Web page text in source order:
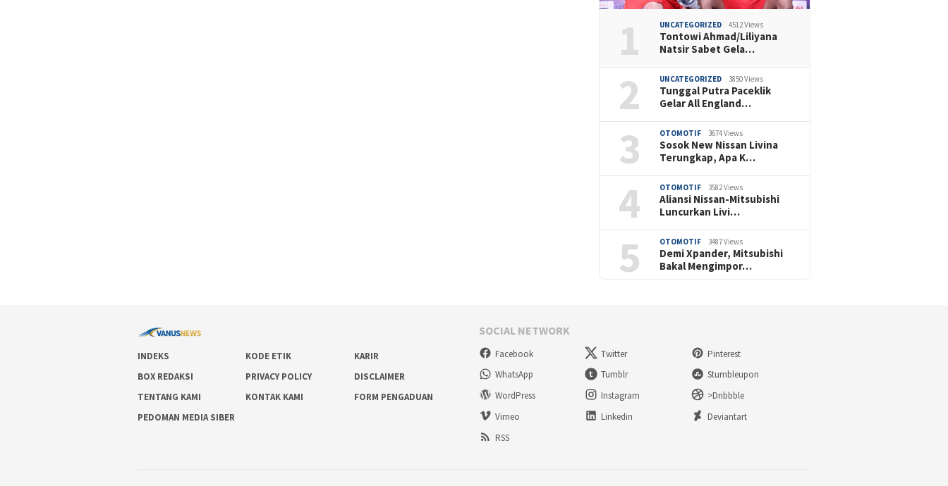
1 UNCATEGORIZED 4512 Views
Tontowi Ahmad/Liliyana
Natsir Sabet Gela…
2 UNCATEGORIZED 3850 Views
Tunggal Putra Paceklik
Gelar All England…
3 OTOMOTIF 3674 Views
Sosok New Nissan Livina
Terungkap, Apa K…
4 OTOMOTIF 3582 Views
Aliansi Nissan-Mitsubishi
Luncurkan Livi…
5 OTOMOTIF 3487 Views
Demi Xpander, Mitsubishi
Bakal Mengimpor…
INDEKS KODE ETIK
KARIR
BOX REDAKSI
PRIVACY POLICY
DISCLAIMER
TENTANG KAMI
KONTAK KAMI
FORM PENGADUAN
PEDOMAN MEDIA SIBER
SOCIAL NETWORK
Facebook Twitter
Pinterest
WhatsApp
Tumblr
Stumbleupon
WordPress
Instagram
>Dribbble
Vimeo
Linkedin
Deviantart
RSS